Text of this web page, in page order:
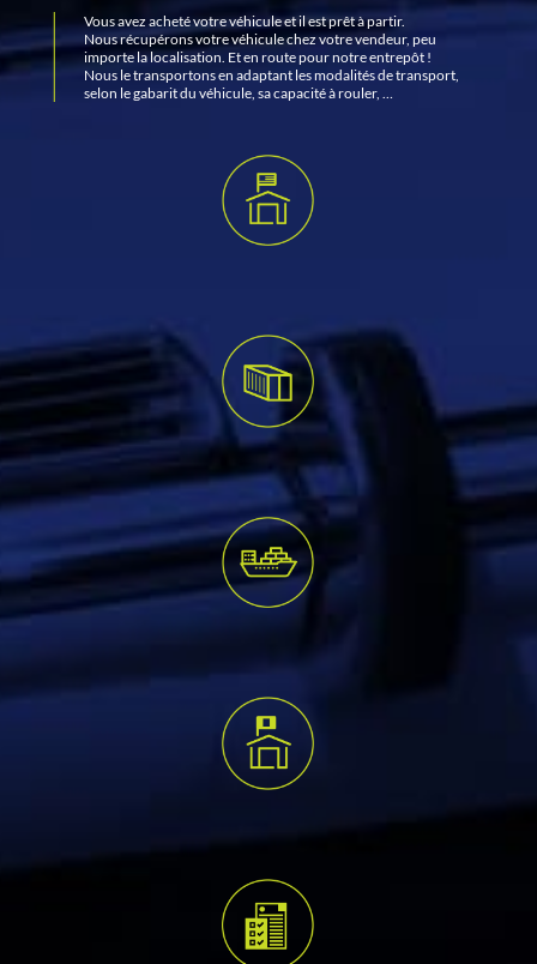
Vous avez acheté votre véhicule et il est prêt à partir.
Nous récupérons votre véhicule chez votre vendeur, peu
importe la localisation. Et en route pour notre entrepôt !
Nous le transportons en adaptant les modalités de transport,
selon le gabarit du véhicule, sa capacité à rouler, …